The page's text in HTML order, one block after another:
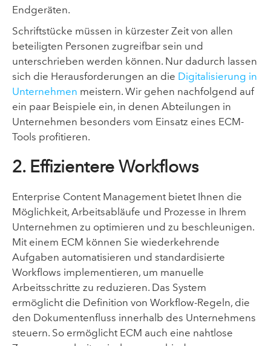
Endgeräten.
Schriftstücke müssen in kürzester Zeit von allen
beteiligten Personen zugreifbar sein und
unterschrieben werden können. Nur dadurch lassen
sich die Herausforderungen an die Digitalisierung in
Unternehmen meistern. Wir gehen nachfolgend auf
ein paar Beispiele ein, in denen Abteilungen in
Unternehmen besonders vom Einsatz eines ECM-
Tools profitieren.
2. Effizientere Workflows
Enterprise Content Management bietet Ihnen die
Möglichkeit, Arbeitsabläufe und Prozesse in Ihrem
Unternehmen zu optimieren und zu beschleunigen.
Mit einem ECM können Sie wiederkehrende
Aufgaben automatisieren und standardisierte
Workflows implementieren, um manuelle
Arbeitsschritte zu reduzieren. Das System
ermöglicht die Definition von Workflow-Regeln, die
den Dokumentenfluss innerhalb des Unternehmens
steuern. So ermöglicht ECM auch eine nahtlose